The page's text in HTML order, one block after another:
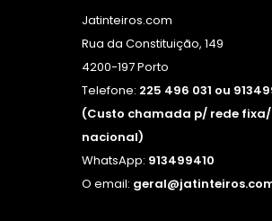
Jatinteiros.com
Rua da Constituição, 149
4200-197 Porto
Telefone: 225 496 031 ou
(Custo chamada p/ rede
nacional)
WhatsApp: 913499410
O email: